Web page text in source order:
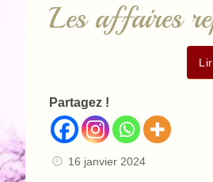
Les affaires
Partagez !
16 janvier 2024